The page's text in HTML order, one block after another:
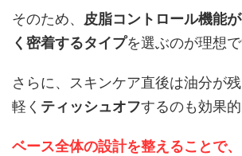
そのため、 皮脂コントロール機能
く密着するタイプを選ぶのが理想で
さらに、スキンケア直後は油分が残
軽く ティッシュオフするのも効果的
ベース全体の設計を整えることで